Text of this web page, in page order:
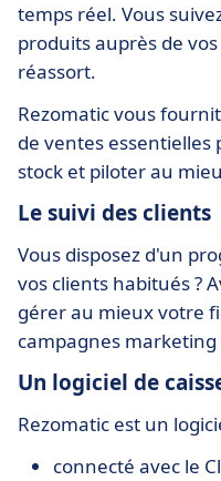
temps réel. Vous
produits auprès de
réassort.
Rezomatic vous
de ventes
stock et piloter au
Le suivi des clients
Vous disposez d'un
vos clients habitués ?
gérer au mieux votre
campagnes marketing
Un logiciel de
Rezomatic est un
connecté avec le